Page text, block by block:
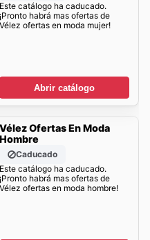
Este catálogo ha caducado.
¡Pronto habrá mas ofertas de
Vélez ofertas en moda mujer!
Abrir catálogo
Vélez Ofertas En Moda
Hombre
Caducado
Este catálogo ha caducado.
¡Pronto habrá mas ofertas de
Vélez ofertas en moda hombre!